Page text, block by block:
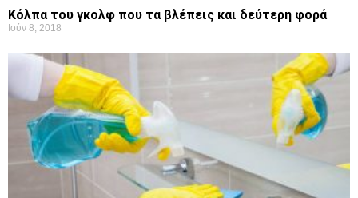
Κόλπα του γκολφ που τα βλέπεις και δεύτερη φορά
Ιούν 8, 2018